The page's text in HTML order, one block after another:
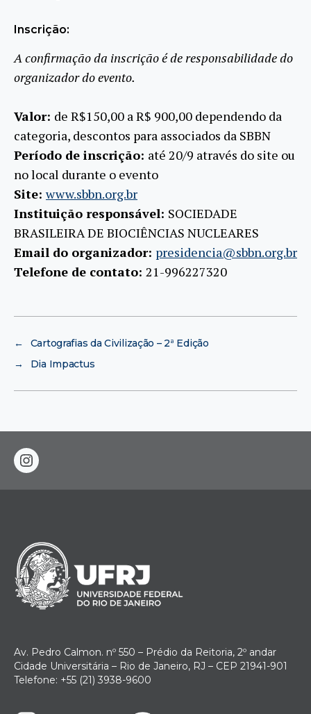
Inscrição:
A confirmação da inscrição é de responsabilidade do
organizador do evento.
Valor: de R$150,00 a R$ 900,00 dependendo da
categoria, descontos para associados da SBBN
Período de inscrição: até 20/9 através do site ou
no local durante o evento
Site:www.sbbn.org.br
Instituição responsável: SOCIEDADE
BRASILEIRA DE BIOCIÊNCIAS NUCLEARES
Email do organizador: presidencia@sbbn.org.br
Telefone de contato: 21-996227320
←
Cartografias da Civilização – 2ª Edição
→
Dia Impactus
instagram
Av. Pedro Calmon. nº 550 – Prédio da Reitoria, 2º andar
Cidade Universitária – Rio de Janeiro, RJ – CEP 21941-901
Telefone: +55 (21) 3938-9600